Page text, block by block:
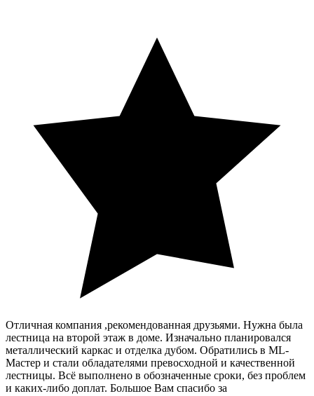
Отличная компания ,рекомендованная друзьями. Нужна была
лестница на второй этаж в доме. Изначально планировался
металлический каркас и отделка дубом. Обратились в ML-
Мастер и стали обладателями превосходной и качественной
лестницы. Всё выполнено в обозначенные сроки, без проблем
и каких-либо доплат. Большое Вам спасибо за